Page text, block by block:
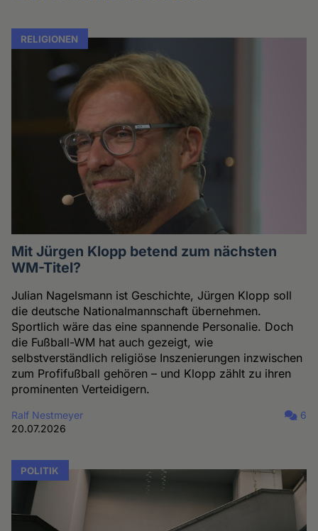
RELIGIONEN
Mit Jürgen Klopp betend zum nächsten
WM-Titel?
Julian Nagelsmann ist Geschichte, Jürgen Klopp soll
die deutsche Nationalmannschaft übernehmen.
Sportlich wäre das eine spannende Personalie. Doch
die Fußball-WM hat auch gezeigt, wie
selbstverständlich religiöse Inszenierungen inzwischen
zum Profifußball gehören – und Klopp zählt zu ihren
prominenten Verteidigern.
Ralf Nestmeyer
20.07.2026
6
POLITIK